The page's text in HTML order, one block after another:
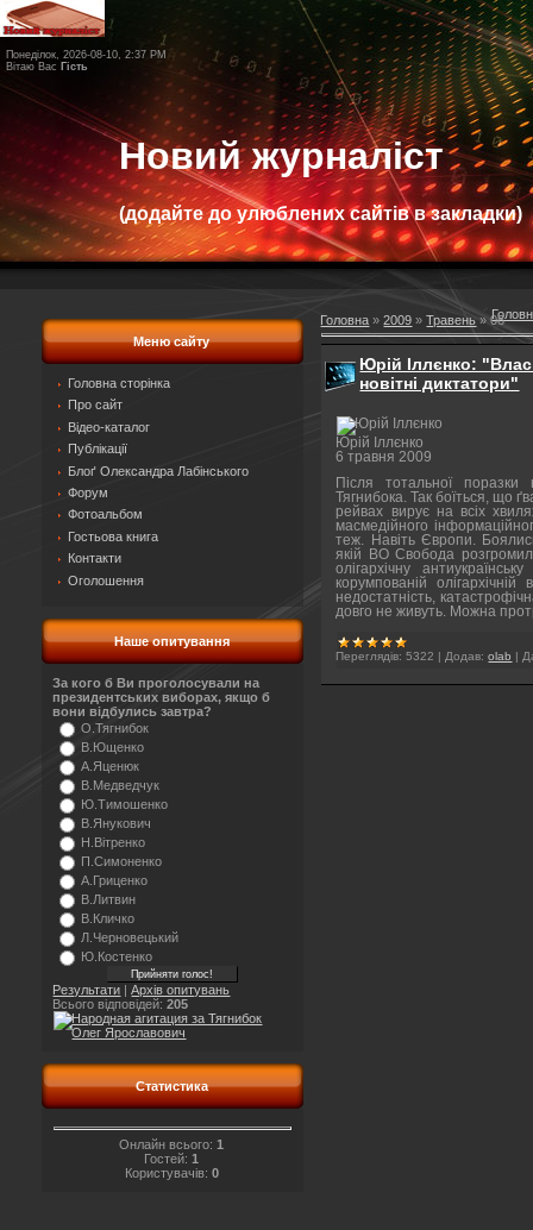
Понеділок, 2026-08-10, 2:37 PM
Вітаю Вас Гість
Новий журналіст
(додайте до улюблених сайтів в закладки)
Меню сайту
Головна сторінка
Про сайт
Відео-каталог
Публікації
Блоґ Олександра Лабінського
Форум
Фотоальбом
Гостьова книга
Контакти
Оголошення
Наше опитування
За кого б Ви проголосували на
президентських виборах, якщо б
вони відбулись завтра?
О.Тягнибок
В.Ющенко
А.Яценюк
В.Медведчук
Ю.Тимошенко
В.Янукович
Н.Вітренко
П.Симоненко
А.Гриценко
В.Литвин
В.Кличко
Л.Черновецький
Ю.Костенко
Результати |Архів опитувань
Всього відповідей:205
Статистика
Онлайн всього:1
Гостей:1
Користувачів: 0
Головна »2009 » Травень » 06
Юрій Іллєнко:
новітні диктатори"
Юрій Іллєнко
6 травня 2009
Після тотальної
Тягнибока. Так боїться, що
рейвах вирує на всіх
масмедійного
теж. Навіть Європи.
якій ВО Свобода
олігархічну
корумпованій
недостатність,
довго не живуть. Можна
Переглядів: 5322 | Додав: olab |